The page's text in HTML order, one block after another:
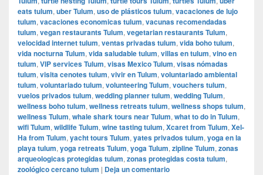
eats tulum, uber Tulum, uso de plásticos tulum, vacaciones de lujo
tulum, vacaciones economicas tulum, vacunas recomendadas
tulum, vegan restaurants Tulum, vegetarian restaurants Tulum,
velocidad internet tulum, ventas privadas tulum, vida boho tulum,
vida nocturna Tulum, vida saludable tulum, villas en tulum, vino en
tulum, VIP services Tulum, visas Mexico Tulum, visas nómadas
tulum, visita cenotes tulum, vivir en Tulum, voluntariado ambiental
tulum, voluntariado tulum, volunteering Tulum, vouchers tulum,
vuelos privados tulum, wedding planner tulum, wedding Tulum,
wellness boho tulum, wellness retreats tulum, wellness shops tulum,
wellness Tulum, whale shark tours near Tulum, what to do in Tulum,
wifi Tulum, wildlife Tulum, wine tasting tulum, Xcaret from Tulum, Xel-
Ha from Tulum, yacht tours Tulum, yates privados tulum, yoga en la
playa tulum, yoga retreats Tulum, yoga Tulum, zipline Tulum, zonas
arqueologicas protegidas tulum, zonas protegidas costa tulum,
zoológico cercano tulum | Deja un comentario